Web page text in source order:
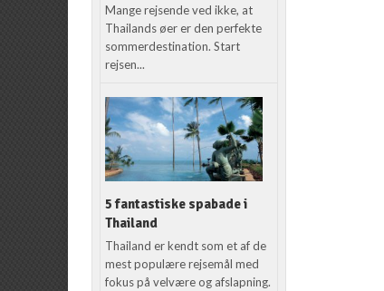
Mange rejsende ved ikke, at
Thailands øer er den perfekte
sommerdestination. Start
rejsen...
5 fantastiske spabade i
Thailand
Thailand er kendt som et af de
mest populære rejsemål med
fokus på velvære og afslapning.